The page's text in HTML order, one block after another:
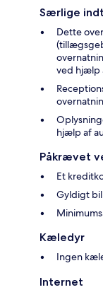
Særlige
Dette
ved hjælp
hjælp af
Påkrævet
Et
Gyldigt
Kæledyr
Ingen
Internet